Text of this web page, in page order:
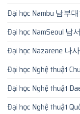
Đại học Nambu 남부
Đại học NamSeoul 남
Đại học Nazarene 나
Đại học Nghệ thuật
Đại học Nghệ thuật
Đại học Nghệ thuật